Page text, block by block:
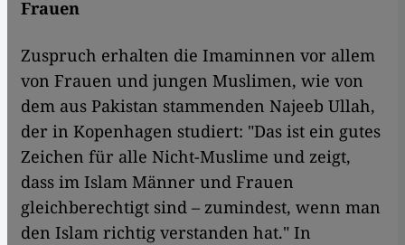
Frauen
Zuspruch erhalten die Imaminnen vor allem
von Frauen und jungen Muslimen, wie von
dem aus Pakistan stammenden Najeeb Ullah,
der in Kopenhagen studiert: "Das ist ein gutes
Zeichen für alle Nicht-Muslime und zeigt,
dass im Islam Männer und Frauen
gleichberechtigt sind – zumindest, wenn man
den Islam richtig verstanden hat." In